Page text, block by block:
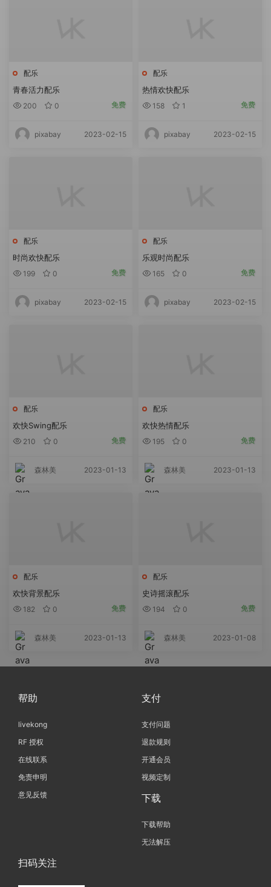
配乐
青春活力配乐
200 0 免费
pixabay 2023-02-15
配乐
热情欢快配乐
158 1 免费
pixabay 2023-02-15
配乐
时尚欢快配乐
199 0 免费
pixabay 2023-02-15
配乐
乐观时尚配乐
165 0 免费
pixabay 2023-02-15
配乐
欢快Swing配乐
210 0 免费
森林美 2023-01-13
配乐
欢快热情配乐
195 0 免费
森林美 2023-01-13
配乐
欢快背景配乐
182 0 免费
森林美 2023-01-13
配乐
史诗摇滚配乐
194 0 免费
森林美 2023-01-08
帮助
livekong
RF 授权
在线联系
免责申明
意见反馈
支付
支付问题
退款规则
开通会员
视频定制
下载
下载帮助
无法解压
扫码关注